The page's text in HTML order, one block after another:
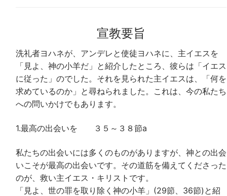
宣教要旨
洗礼者ヨハネが、アンデレと使徒ヨハネに、主イエスを
「見よ、神の小羊だ」と紹介したところ、彼らは「イエス
に従った」のでした。それを見られた主イエスは、「何を
求めているのか」と尋ねられました。これは、今の私たち
への問いかけでもあります。
1.最高の出会いを ３５～３８節a
私たちの出会いには多くのものがありますが、神との出会
いこそが最高の出会いです。その道筋を備えてくださった
のが、救い主イエス・キリストです。
「見よ、世の罪を取り除く神の小羊」(29節、36節)と紹